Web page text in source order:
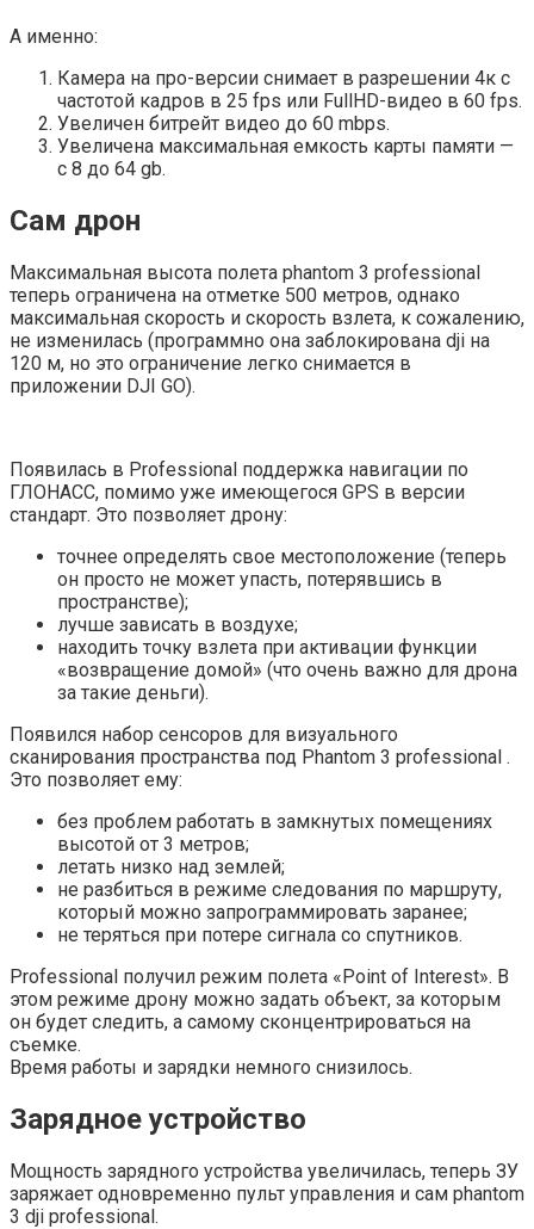
А именно:
Камера на про-версии снимает в разрешении 4к с
частотой кадров в 25 fps или FullHD-видео в 60 fps.
Увеличен битрейт видео до 60 mbps.
Увеличена максимальная емкость карты памяти —
с 8 до 64 gb.
Сам дрон
Максимальная высота полета phantom 3 professional
теперь ограничена на отметке 500 метров, однако
максимальная скорость и скорость взлета, к сожалению,
не изменилась (программно она заблокирована dji на
120 м, но это ограничение легко снимается в
приложении DJI GO).
Появилась в Professional поддержка навигации по
ГЛОНАСС, помимо уже имеющегося GPS в версии
стандарт. Это позволяет дрону:
точнее определять свое местоположение (теперь
он просто не может упасть, потерявшись в
пространстве);
лучше зависать в воздухе;
находить точку взлета при активации функции
«возвращение домой» (что очень важно для дрона
за такие деньги).
Появился набор сенсоров для визуального
сканирования пространства под Phantom 3 professional .
Это позволяет ему:
без проблем работать в замкнутых помещениях
высотой от 3 метров;
летать низко над землей;
не разбиться в режиме следования по маршруту,
который можно запрограммировать заранее;
не теряться при потере сигнала со спутников.
Professional получил режим полета «Point of Interest». В
этом режиме дрону можно задать объект, за которым
он будет следить, а самому сконцентрироваться на
съемке.
Время работы и зарядки немного снизилось.
Зарядное устройство
Мощность зарядного устройства увеличилась, теперь ЗУ
заряжает одновременно пульт управления и сам phantom
3 dji professional.